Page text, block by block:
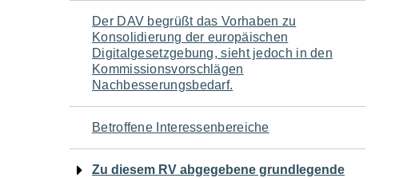
Navigation
für
den
Seiteninhalt
Der DAV begrüßt das Vorhaben zu
Konsolidierung der europäischen
Digitalgesetzgebung, sieht jedoch in den
Kommissionsvorschlägen
Nachbesserungsbedarf.
Betroffene Interessenbereiche
Zu diesem RV abgegebene grundlegende